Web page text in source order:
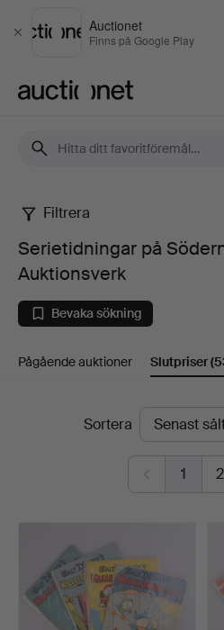
Stäng
Auctionet
Finns på Google Play
Serietidningar
på
Södermanlands
Auktionsverk
Filtrera
Serietidningar på
Auktionsverk
Bevaka sökning
Pågående auktioner Slutpriser
SlutpriserSortera
1 2